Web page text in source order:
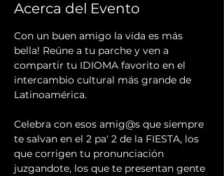
Acerca del Evento
Con un buen amigo la vida es más
bella! Reúne a tu parche y ven a
compartir tu IDIOMA favorito en el
intercambio cultural más grande de
Latinoamérica.
Celebra con esos amig@s que siempre
te salvan en el 2 pa' 2 de la FIESTA, los
que corrigen tu pronunciación
juzgandote, los que te presentan gente